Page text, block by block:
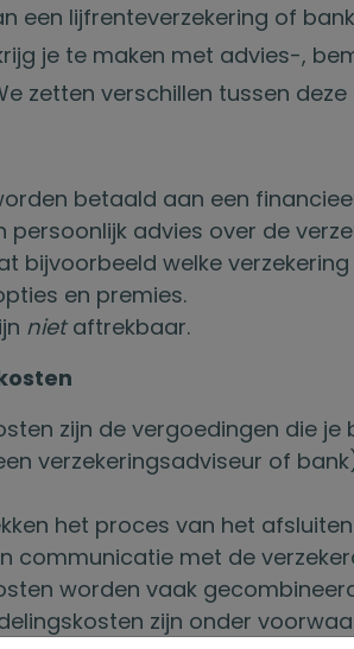
een lijfrenteverzekering of
je te maken met advies-,
zetten verschillen tussen
betaald aan een
persoonlijk advies over de
bijvoorbeeld welke
en premies.
nietaftrekbaar.
zijn de vergoedingen die
verzekeringsadviseur of
het proces van het
communicatie met de
worden vaak
zijn onder